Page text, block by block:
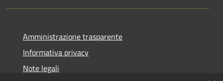
Amministrazione trasparente
Informativa privacy
Note legali